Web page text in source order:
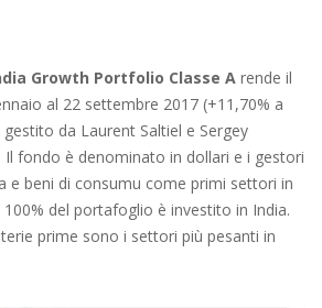
Growth Portfolio Classe A rende il
al 22 settembre 2017 (+11,70% a
da Laurent Saltiel e Sergey
Il fondo è denominato in dollari e i gestori
e beni di consumu come primi settori in
del portafoglio è investito in India.
prime sono i settori più pesanti in